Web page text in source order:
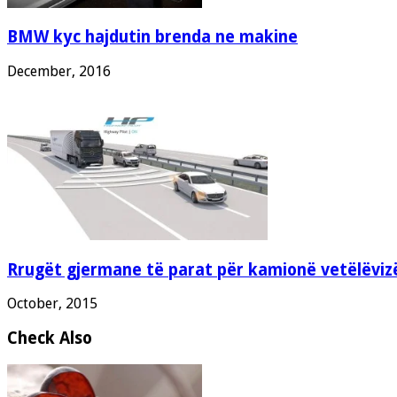
BMW kyc hajdutin brenda ne makine
December, 2016
Rrugët gjermane të parat për kamionë
October, 2015
Check Also